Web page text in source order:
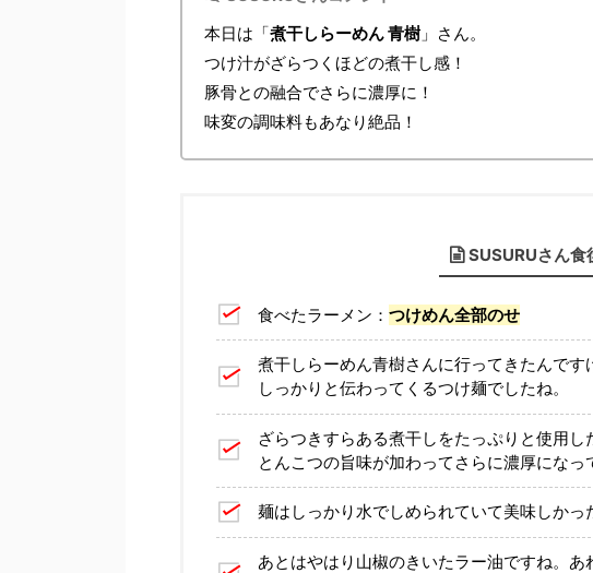
本日は「煮干しらーめん 青樹」さん。
つけ汁がざらつくほどの煮干し感！
豚骨との融合でさらに濃厚に！
味変の調味料もあなり絶品！
SUSURUさん食
食べたラーメン： つけめん全部のせ
煮干しらーめん青樹さんに行ってきたんで
しっかりと伝わってくるつけ麺でしたね。
ざらつきすらある煮干しをたっぷりと使用
とんこつの旨味が加わってさらに濃厚になっ
麺はしっかり水でしめられていて美味しかっ
あとはやはり山椒のきいたラー油ですね。